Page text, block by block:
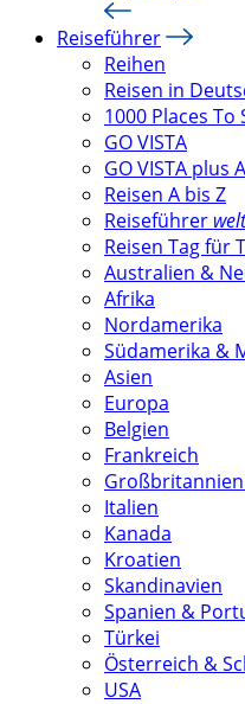
Reiseführer
Reihen
Reisen in
1000 Places To
GO VISTA
GO VISTA plus
Reisen A bis Z
Reiseführer
Reisen Tag für
Australien &
Afrika
Nordamerika
Südamerika &
Asien
Europa
Belgien
Frankreich
Italien
Kanada
Kroatien
Skandinavien
Spanien &
Türkei
Österreich &
USA